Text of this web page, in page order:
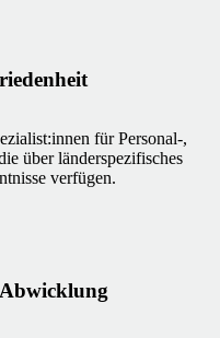
für Personal-,
über länderspezifisches
verfügen.